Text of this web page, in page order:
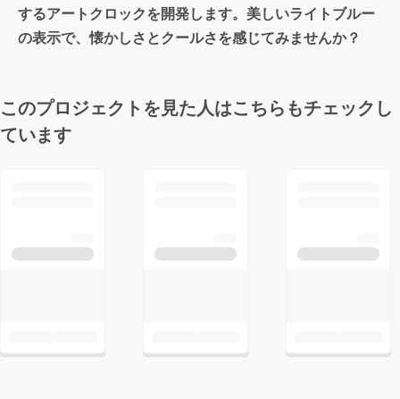
するアートクロックを開発します。美しいライトブルー
の表示で、懐かしさとクールさを感じてみませんか？
このプロジェクトを見た人はこちらもチェックし
ています